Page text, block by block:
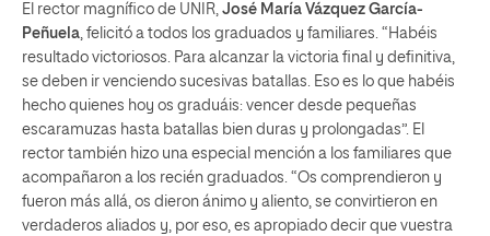
El rector magnífico de UNIR, José María Vázquez García-
Peñuela, felicitó a todos los graduados y familiares. “Habéis
resultado victoriosos. Para alcanzar la victoria final y definitiva,
se deben ir venciendo sucesivas batallas. Eso es lo que habéis
hecho quienes hoy os graduáis: vencer desde pequeñas
escaramuzas hasta batallas bien duras y prolongadas”. El
rector también hizo una especial mención a los familiares que
acompañaron a los recién graduados. “Os comprendieron y
fueron más allá, os dieron ánimo y aliento, se convirtieron en
verdaderos aliados y, por eso, es apropiado decir que vuestra